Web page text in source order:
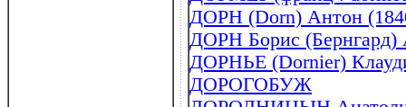
ДОРН (Dorn) Антон
ДОРН Борис (Бернгард)
ДОРНЬЕ (Dornier)
ДОРОГОБУЖ